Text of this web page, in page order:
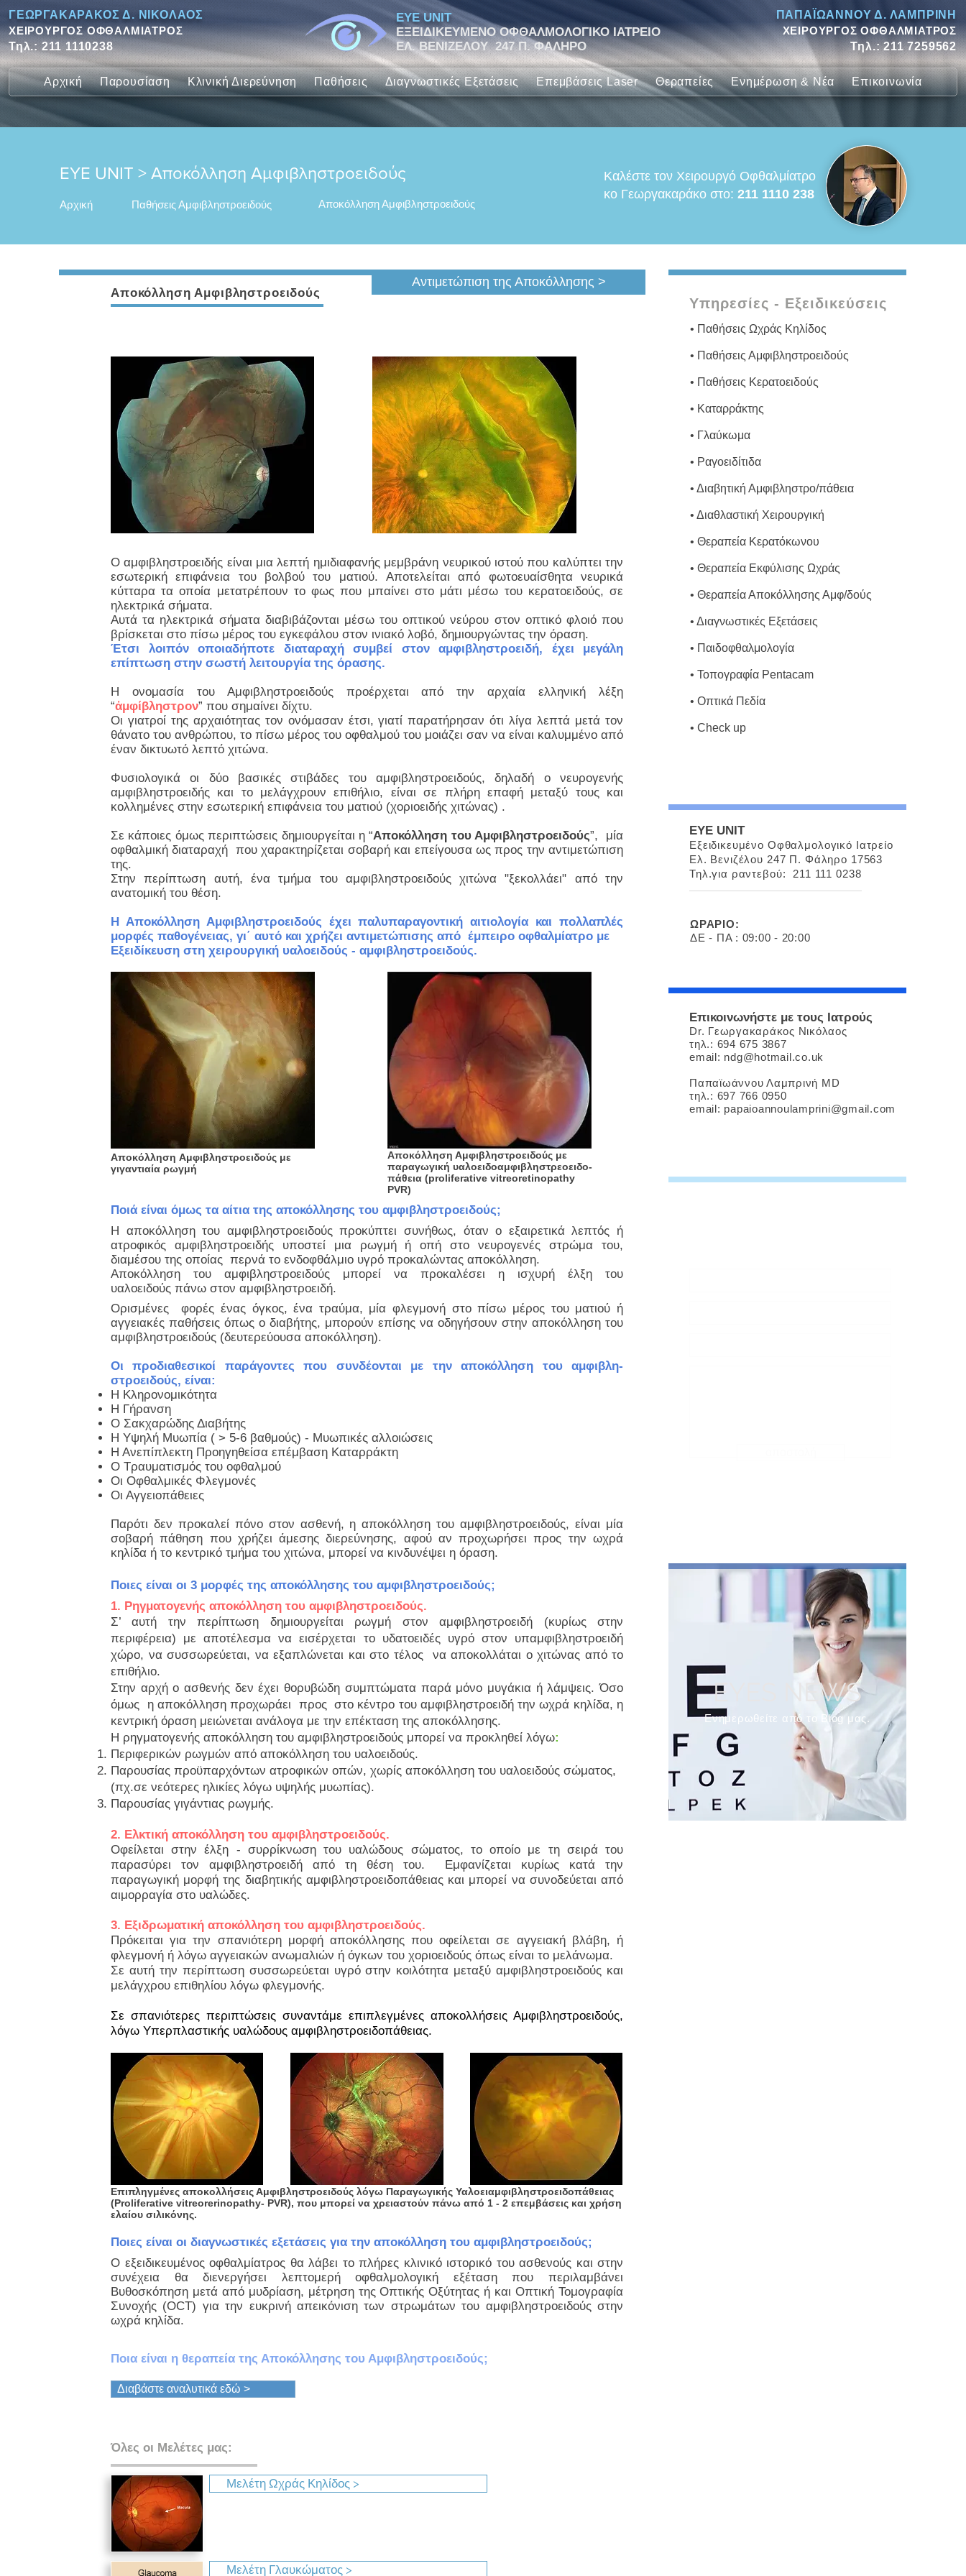
ΓΕΩΡΓΑΚΑΡΑΚΟΣ Δ. ΝΙΚΟΛΑΟΣ
ΧΕΙΡΟΥΡΓΟΣ ΟΦΘΑΛΜΙΑΤΡΟΣ
Τηλ.: 211 1110238
EYE UNIT
ΕΞΕΙΔΙΚΕΥΜΕΝΟ ΟΦΘΑΛΜΟΛΟΓΙΚΟ ΙΑΤΡΕΙΟ
ΕΛ. ΒΕΝΙΖΕΛΟΥ 247 Π. ΦΑΛΗΡΟ
ΠΑΠΑΪΩΑΝΝΟΥ Δ. ΛΑΜΠΡΙΝΗ
ΧΕΙΡΟΥΡΓΟΣ ΟΦΘΑΛΜΙΑΤΡΟΣ
Τηλ.:211 7259562
Αρχική Παρουσίαση Κλινική Διερεύνηση Παθήσεις Διαγνωστικές Εξετάσεις Επεμβάσεις Laser Θεραπείες Ενημέρωση & Νέα Επικοινωνία
EYE UNIT > Αποκόλληση Αμφιβληστροειδούς
Αρχική Παθήσεις Αμφιβληστροειδούς Αποκόλληση Αμφιβληστροειδούς
Καλέστε τον Χειρουργό Οφθαλμίατρο
κο Γεωργακαράκο στο: 211 1110 238
Αποκόλληση Αμφιβληστροειδούς
Αντιμετώπιση της Αποκόλλησης >
Ο αμφιβληστροειδής είναι μια λεπτή ημιδιαφανής μεμβράνη νευρικού ιστού που καλύπτει την
εσωτερική επιφάνεια του βολβού του ματιού. Αποτελείται από φωτοευαίσθητα νευρικά
κύτταρα τα οποία μετατρέπουν το φως που μπαίνει στο μάτι μέσω του κερατοειδούς, σε
ηλεκτρικά σήματα.
Αυτά τα ηλεκτρικά σήματα διαβιβάζονται μέσω του οπτικού νεύρου στον οπτικό φλοιό που
βρίσκεται στο πίσω μέρος του εγκεφάλου στον ινιακό λοβό, δημιουργώντας την όραση.
Έτσι λοιπόν οποιαδήποτε διαταραχή συμβεί στον αμφιβληστροειδή, έχει μεγάλη
επίπτωση στην σωστή λειτουργία της όρασης.
Η ονομασία του Αμφιβληστροειδούς προέρχεται από την αρχαία ελληνική λέξη
“ἀμφίβληστρον” που σημαίνει δίχτυ.
Οι γιατροί της αρχαιότητας τον ονόμασαν έτσι, γιατί παρατήρησαν ότι λίγα λεπτά μετά τον
θάνατο του ανθρώπου, το πίσω μέρος του οφθαλμού του μοιάζει σαν να είναι καλυμμένο από
έναν δικτυωτό λεπτό χιτώνα.
Φυσιολογικά οι δύο βασικές στιβάδες του αμφιβληστροειδούς, δηλαδή ο νευρογενής
αμφιβληστροειδής και το μελάγχρουν επιθήλιο, είναι σε πλήρη επαφή μεταξύ τους και
κολλημένες στην εσωτερική επιφάνεια του ματιού (χοριοειδής χιτώνας) .
Σε κάποιες όμως περιπτώσεις δημιουργείται η “Αποκόλληση του Αμφιβληστροειδούς”, μία
οφθαλμική διαταραχή που χαρακτηρίζεται σοβαρή και επείγουσα ως προς την αντιμετώπιση
της.
Στην περίπτωση αυτή, ένα τμήμα του αμφιβληστροειδούς χιτώνα "ξεκολλάει" από την
ανατομική του θέση.
Η Αποκόλληση Αμφιβληστροειδούς έχει παλυπαραγοντική αιτιολογία και πολλαπλές
μορφές παθογένειας, γι΄ αυτό και χρήζει αντιμετώπισης από έμπειρο οφθαλμίατρο με
Εξειδίκευση στη χειρουργική υαλοειδούς - αμφιβληστροειδούς.
Αποκόλληση Αμφιβληστροειδούς με
γιγαντιαία ρωγμή
Αποκόλληση Αμφιβληστροειδούς με
παραγωγική υαλοειδοαμφιβληστρεοειδο-
πάθεια (proliferative vitreoretinopathy
PVR)
Ποιά είναι όμως τα αίτια της αποκόλλησης του αμφιβληστροειδούς;
Η αποκόλληση του αμφιβληστροειδούς προκύπτει συνήθως, όταν ο εξαιρετικά λεπτός ή
ατροφικός αμφιβληστροειδής υποστεί μια ρωγμή ή οπή στο νευρογενές στρώμα του,
διαμέσου της οποίας περνά το ενδοφθάλμιο υγρό προκαλώντας αποκόλληση.
Αποκόλληση του αμφιβληστροειδούς μπορεί να προκαλέσει η ισχυρή έλξη του
υαλοειδούς πάνω στον αμφιβληστροειδή.
Ορισμένες φορές ένας όγκος, ένα τραύμα, μία φλεγμονή στο πίσω μέρος του ματιού ή
αγγειακές παθήσεις όπως ο διαβήτης, μπορούν επίσης να οδηγήσουν στην αποκόλληση του
αμφιβληστροειδούς (δευτερεύουσα αποκόλληση).
Οι προδιαθεσικοί παράγοντες που συνδέονται με την αποκόλληση του αμφιβλη-
στροειδούς, είναι:
Η Κληρονομικότητα
Η Γήρανση
Ο Σακχαρώδης Διαβήτης
Η Υψηλή Μυωπία ( > 5-6 βαθμούς) - Μυωπικές αλλοιώσεις
Η Ανεπίπλεκτη Προηγηθείσα επέμβαση Καταρράκτη
Ο Τραυματισμός του οφθαλμού
Οι Οφθαλμικές Φλεγμονές
Οι Αγγειοπάθειες
Παρότι δεν προκαλεί πόνο στον ασθενή, η αποκόλληση του αμφιβληστροειδούς, είναι μία
σοβαρή πάθηση που χρήζει άμεσης διερεύνησης, αφού αν προχωρήσει προς την ωχρά
κηλίδα ή το κεντρικό τμήμα του χιτώνα, μπορεί να κινδυνέψει η όραση.
Ποιες είναι οι 3 μορφές της αποκόλλησης του αμφιβληστροειδούς;
1. Ρηγματογενής αποκόλληση του αμφιβληστροειδούς.
Σ’ αυτή την περίπτωση δημιουργείται ρωγμή στον αμφιβληστροειδή (κυρίως στην
περιφέρεια) με αποτέλεσμα να εισέρχεται το υδατοειδές υγρό στον υπαμφιβληστροειδή
χώρο, να συσσωρεύεται, να εξαπλώνεται και στο τέλος να αποκολλάται ο χιτώνας από το
επιθήλιο.
Στην αρχή ο ασθενής δεν έχει θορυβώδη συμπτώματα παρά μόνο μυγάκια ή λάμψεις. Όσο
όμως η αποκόλληση προχωράει προς στο κέντρο του αμφιβληστροειδή την ωχρά κηλίδα, η
κεντρική όραση μειώνεται ανάλογα με την επέκταση της αποκόλλησης.
Η ρηγματογενής αποκόλληση του αμφιβληστροειδούς μπορεί να προκληθεί λόγω:
Περιφερικών ρωγμών από αποκόλληση του υαλοειδούς.
Παρουσίας προϋπαρχόντων ατροφικών οπών, χωρίς αποκόλληση του υαλοειδούς σώματος,
(πχ.σε νεότερες ηλικίες λόγω υψηλής μυωπίας).
Παρουσίας γιγάντιας ρωγμής.
2. Ελκτική αποκόλληση του αμφιβληστροειδούς.
Οφείλεται στην έλξη - συρρίκνωση του υαλώδους σώματος, το οποίο με τη σειρά του
παρασύρει τον αμφιβληστροειδή από τη θέση του. Εμφανίζεται κυρίως κατά την
παραγωγική μορφή της διαβητικής αμφιβληστροειδοπάθειας και μπορεί να συνοδεύεται από
αιμορραγία στο υαλώδες.
3. Εξιδρωματική αποκόλληση του αμφιβληστροειδούς.
Πρόκειται για την σπανιότερη μορφή αποκόλλησης που οφείλεται σε αγγειακή βλάβη, ή
φλεγμονή ή λόγω αγγειακών ανωμαλιών ή όγκων του χοριοειδούς όπως είναι το μελάνωμα.
Σε αυτή την περίπτωση συσσωρεύεται υγρό στην κοιλότητα μεταξύ αμφιβληστροειδούς και
μελάγχρου επιθηλίου λόγω φλεγμονής.
Σε σπανιότερες περιπτώσεις συναντάμε επιπλεγμένες αποκολλήσεις Αμφιβληστροειδούς,
λόγω Υπερπλαστικής υαλώδους αμφιβληστροειδοπάθειας.
Επιπληγμένες αποκολλήσεις Αμφιβληστροειδούς λόγω Παραγωγικής Υαλοειαμφιβληστροειδοπάθειας
(Proliferative vitreorerinopathy- PVR), που μπορεί να χρειαστούν πάνω από 1 - 2 επεμβάσεις και χρήση
ελαίου σιλικόνης.
Ποιες είναι οι διαγνωστικές εξετάσεις για την αποκόλληση του αμφιβληστροειδούς;
Ο εξειδικευμένος οφθαλμίατρος θα λάβει το πλήρες κλινικό ιστορικό του ασθενούς και στην
συνέχεια θα διενεργήσει λεπτομερή οφθαλμολογική εξέταση που περιλαμβάνει
Βυθοσκόπηση μετά από μυδρίαση, μέτρηση της Οπτικής Οξύτητας ή και Οπτική Τομογραφία
Συνοχής (ΟCT) για την ευκρινή απεικόνιση των στρωμάτων του αμφιβληστροειδούς στην
ωχρά κηλίδα.
Ποια είναι η θεραπεία της Αποκόλλησης του Αμφιβληστροειδούς;
Διαβάστε αναλυτικά εδώ >
Όλες οι Μελέτες μας:
Μελέτη Ωχράς Κηλίδος >
Μελέτη Γλαυκώματος >
Υπηρεσίες - Εξειδικεύσεις
• Παθήσεις Ωχράς Κηλίδος
• Παθήσεις Αμφιβληστροειδούς
• Παθήσεις Κερατοειδούς
• Καταρράκτης
• Γλαύκωμα
• Ραγοειδίτιδα
• Διαβητική Αμφιβληστρο/πάθεια
• Διαθλαστική Χειρουργική
• Θεραπεία Κερατόκωνου
• Θεραπεία Εκφύλισης Ωχράς
• Θεραπεία Αποκόλλησης Αμφ/δούς
• Διαγνωστικές Εξετάσεις
• Παιδοφθαλμολογία
• Τοπογραφία Pentacam
• Οπτικά Πεδία
• Check up
EYE UNIT
Εξειδικευμένο Οφθαλμολογικό Ιατρείο
Ελ. Βενιζέλου 247 Π. Φάληρο 17563
Τηλ.για ραντεβού: 211 111 0238
ΩΡΑΡΙΟ:
ΔΕ - ΠΑ : 09:00 - 20:00
Επικοινωνήστε με τους Ιατρούς
Dr. Γεωργακαράκος Νικόλαος
τηλ.: 694 675 3867
email: ndg@hotmail.co.uk
Παπαϊωάννου Λαμπρινή MD
τηλ.: 697 766 0950
email: papaioannoulamprini@gmail.com
EYES NEWS
Ενημερωθείτε από το Blog μας.